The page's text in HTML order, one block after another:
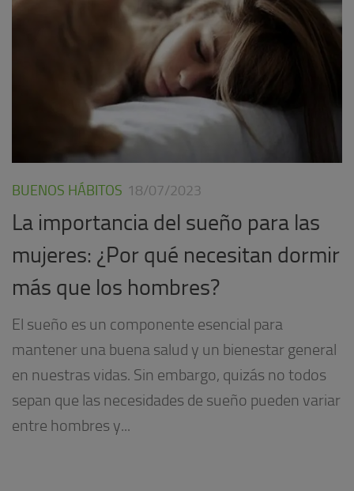
BUENOS HÁBITOS 18/07/2023
La importancia del sueño para las
mujeres: ¿Por qué necesitan dormir
más que los hombres?
El sueño es un componente esencial para
mantener una buena salud y un bienestar general
en nuestras vidas. Sin embargo, quizás no todos
sepan que las necesidades de sueño pueden variar
entre hombres y...